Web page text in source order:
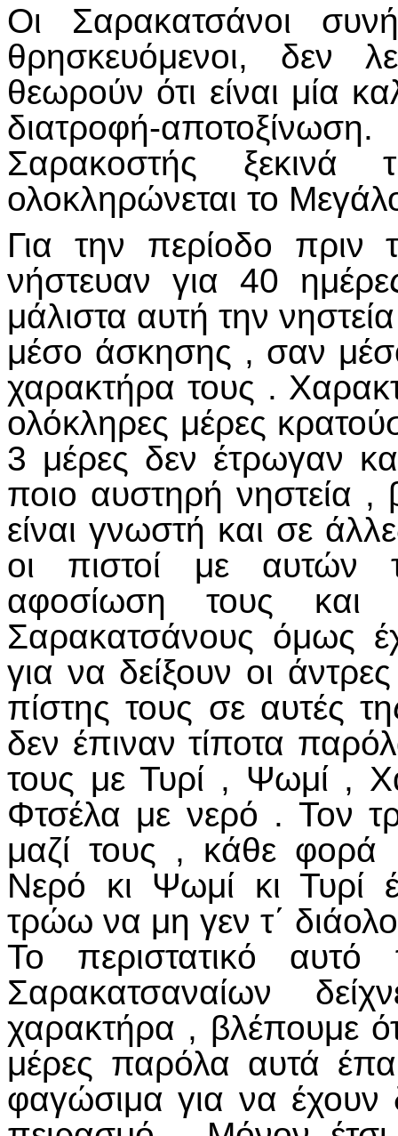
Οι Σαρακατσάνοι
θρησκευόμενοι, δεν
θεωρούν ότι είναι μία
διατροφή-
Σαρακοστής
ολοκληρώνεται το
Για την περίοδο πριν
νήστευαν για 40
μάλιστα αυτή την
μέσο άσκησης , σαν
χαρακτήρα τους .
ολόκληρες μέρες
3 μέρες δεν έτρωγαν
ποιο αυστηρή νηστεία ,
είναι γνωστή και σε
οι πιστοί με αυτών
αφοσίωση τους
Σαρακατσάνους όμως
για να δείξουν οι
πίστης τους σε αυτές
δεν έπιναν τίποτα
τους με Τυρί , Ψωμί ,
Φτσέλα με νερό . Τον
μαζί τους , κάθε φορά
Νερό κι Ψωμί κι Τυρί
τρώω να μη γεν τ΄
Το περιστατικό
Σαρακατσαναίων
χαρακτήρα , βλέπουμε
μέρες παρόλα αυτά
φαγώσιμα για να έχουν